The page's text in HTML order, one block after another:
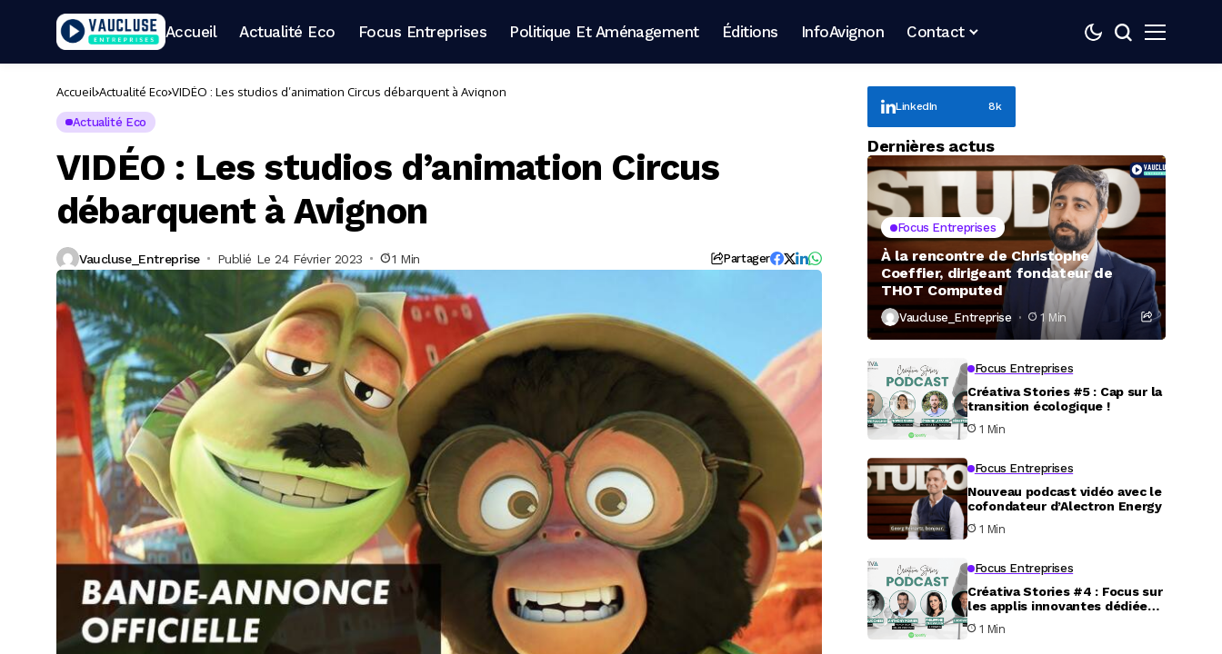
Accueil Actualité Eco Focus Entreprises Politique Et Aménagement Éditions InfoAvignon Contact
Accueil Actualité Eco VIDÉO : Les studios d’animation Circus débarquent à Avignon
Actualité Eco
VIDÉO : Les studios d’animation Circus
débarquent à Avignon
Vaucluse_Entreprise Publié Le 24 Février 2023 1 Min Partager
LinkedIn 8k
Dernières actus
Focus Entreprises
À la rencontre de Christophe
Coeffier, dirigeant fondateur de
THOT Computed
Vaucluse_Entreprise 1 Min
Focus Entreprises
Créativa Stories #5 : Cap sur la
transition écologique !
1 Min
Focus Entreprises
Nouveau podcast vidéo avec le
cofondateur d’Alectron Energy
1 Min
Focus Entreprises
Créativa Stories #4 : Focus sur
les applis innovantes dédiées
au service aux particuliers
1 Min